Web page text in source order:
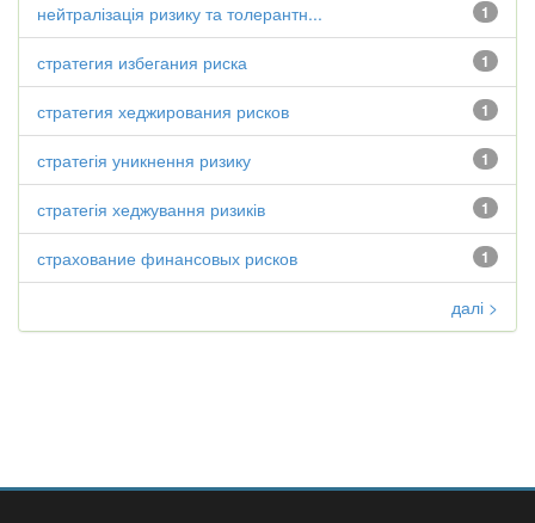
1
нейтралізація ризику та толерантн...
1
стратегия избегания риска
1
стратегия хеджирования рисков
1
стратегія уникнення ризику
1
стратегія хеджування ризиків
1
страхование финансовых рисков
далі >